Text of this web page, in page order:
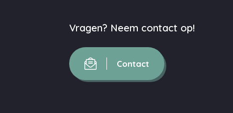
Vragen? Neem contact op!
Contact